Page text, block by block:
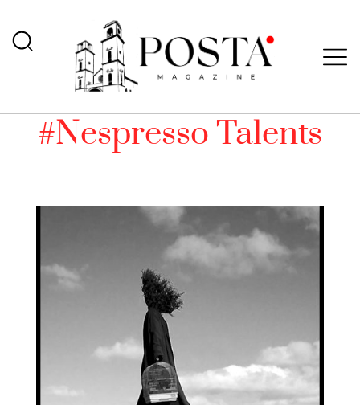
#Nespresso Talents